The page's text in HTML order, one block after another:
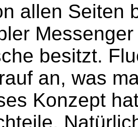
allen Seiten
besitzt.
an, was
Konzept